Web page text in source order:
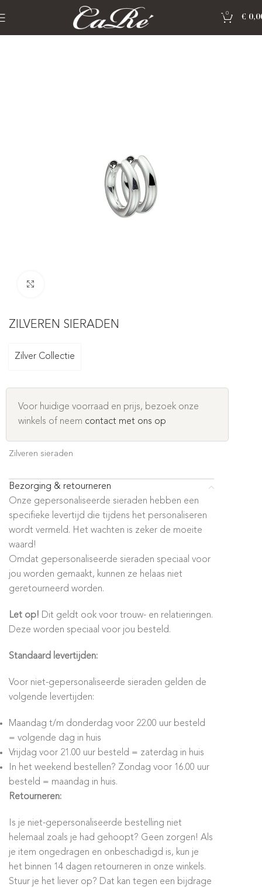
0
€
ZILVEREN SIERADEN
ZILVEREN SIERADEN
Zilver Collectie
Voor huidige voorraad en prijs, bezoek onze
winkels of neem contact met ons op
Zilveren sieraden
Bezorging & retourneren
Onze gepersonaliseerde sieraden hebben een
specifieke levertijd die tijdens het personaliseren
wordt vermeld. Het wachten is zeker de moeite
waard!
Omdat gepersonaliseerde sieraden speciaal voor
jou worden gemaakt, kunnen ze helaas niet
geretourneerd worden.
Let op! Dit geldt ook voor trouw- en relatieringen.
Deze worden speciaal voor jou besteld.
Standaard levertijden:
Voor niet-gepersonaliseerde sieraden gelden de
volgende levertijden:
Maandag t/m donderdag voor 22.00 uur besteld
= volgende dag in huis
Vrijdag voor 21.00 uur besteld = zaterdag in huis
In het weekend bestellen? Zondag voor 16.00 uur
besteld = maandag in huis.
Retourneren:
Is je niet-gepersonaliseerde bestelling niet
helemaal zoals je had gehoopt? Geen zorgen! Als
je item ongedragen en onbeschadigd is, kun je
het binnen 14 dagen retourneren in onze winkels.
Stuur je het liever op? Dat kan tegen een bijdrage